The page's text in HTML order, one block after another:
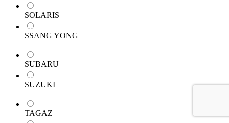
SOLARIS
SSANG YONG
SUBARU
SUZUKI
TAGAZ